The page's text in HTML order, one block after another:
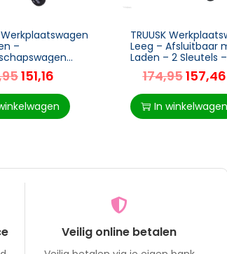
Werkplaatswagen
–
– Afsluitbare
met EVA-mat
Montagekar –
151,16
TRUUSK
Leeg – Afsluitbaar
Laden – 2 Sleutels –
Antislipmatten –
– Zwart
174,95157,46
In winkelwagen
Veilig online betalen